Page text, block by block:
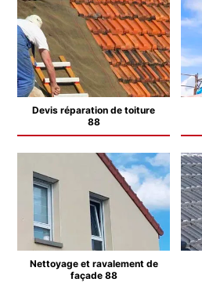
Devis réparation de toiture
88
Nettoyage et ravalement de
façade 88